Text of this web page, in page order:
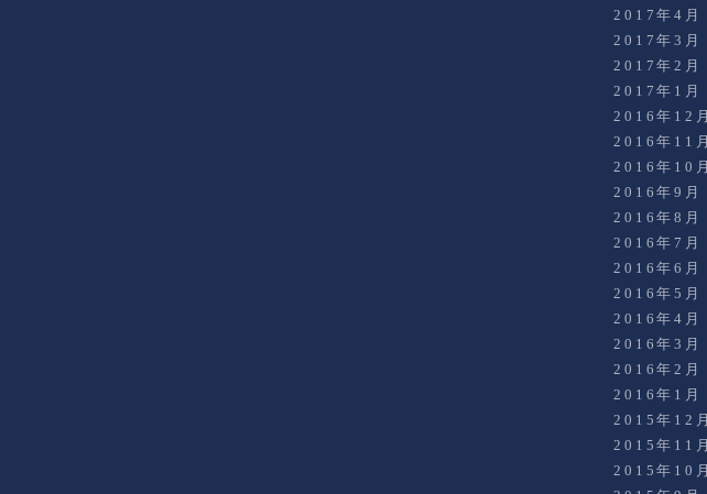
2017年4月
2017年3月
2017年2月
2017年1月
2016年12月
2016年11月
2016年10月
2016年9月
2016年8月
2016年7月
2016年6月
2016年5月
2016年4月
2016年3月
2016年2月
2016年1月
2015年12月
2015年11月
2015年10月